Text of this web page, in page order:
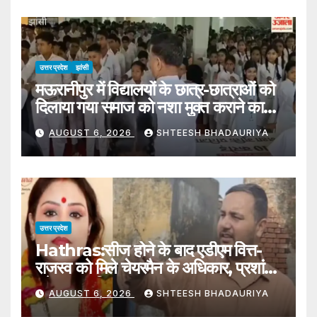
उत्तर प्रदेश झांसी
मऊरानीपुर में विद्यालयों के छात्र-छात्राओं को
दिलाया गया समाज को नशा मुक्त कराने का
संकल्प
AUGUST 6, 2026 SHTEESH BHADAURIYA
उत्तर प्रदेश
Hathras:सीज होने के बाद एडीएम वित्त-
राजस्व को मिले चेयरमैन के अधिकार, प्रशांत
बने नगर पालिका हाथरस प्रशासक – Adm
Finance-revenue Gets The
AUGUST 6, 2026 SHTEESH BHADAURIYA